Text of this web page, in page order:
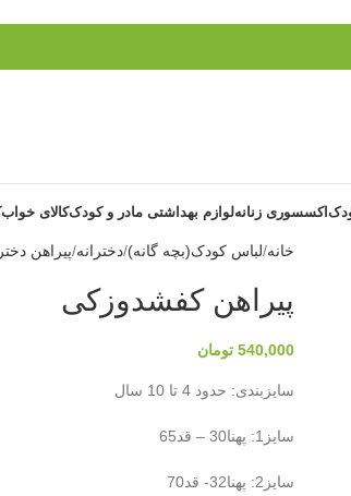
اکسسوری زنانهلوازم بهداشتی مادر و کودککالای خواب
خانه لباس کودک(بچه گانه) دخترانه پیراهن
پیراهن کفشدوزکی
540,000 تومان
سایزبندی: حدود 4 تا 10 سال
سایز1: پهنا30 – قد65
سایز2: پهنا32- قد70